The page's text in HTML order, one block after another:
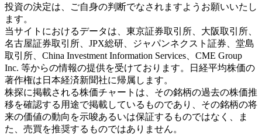
投資の決定は、ご自身の判断でなされますようお願いいたし
ます。
当サイトにおけるデータは、東京証券取引所、大阪取引所、
名古屋証券取引所、JPX総研、ジャパンネクスト証券、堂島
取引所、China Investment Information Services、CME Group
Inc. 等からの情報の提供を受けております。日経平均株価の
著作権は日本経済新聞社に帰属します。
株探に掲載される株価チャートは、その銘柄の過去の株価推
移を確認する用途で掲載しているものであり、その銘柄の将
来の価値の動向を示唆あるいは保証するものではなく、ま
た、売買を推奨するものではありません。